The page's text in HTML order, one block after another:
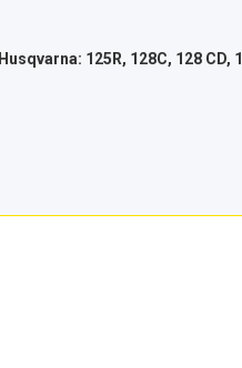
Husqvarna: 125R, 128C, 128 CD,